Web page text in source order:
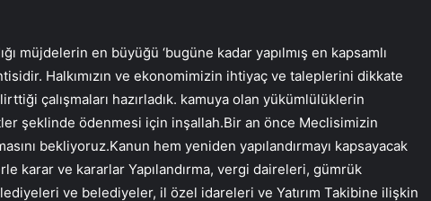
müjdelerin en büyüğü ‘bugüne kadar yapılmış en kapsamlı
Halkımızın ve ekonomimizin ihtiyaç ve taleplerini dikkate
çalışmaları hazırladık. kamuya olan yükümlülüklerin
şeklinde ödenmesi için inşallah.Bir an önce Meclisimizin
bekliyoruz.Kanun hem yeniden yapılandırmayı kapsayacak
karar ve kararlar Yapılandırma, vergi daireleri, gümrük
ve belediyeler, il özel idareleri ve Yatırım Takibine ilişkin